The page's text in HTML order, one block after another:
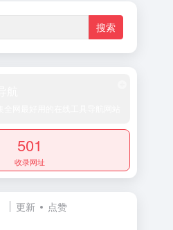
501
收录网址
更新 点赞